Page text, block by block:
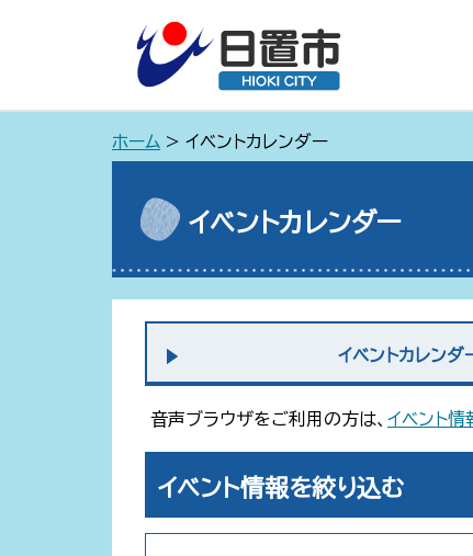
ホーム > イベントカレンダー
イベントカレンダー
イベントカレンダ
音声ブラウザをご利用の方は、 イベント情
イベント情報を絞り込む